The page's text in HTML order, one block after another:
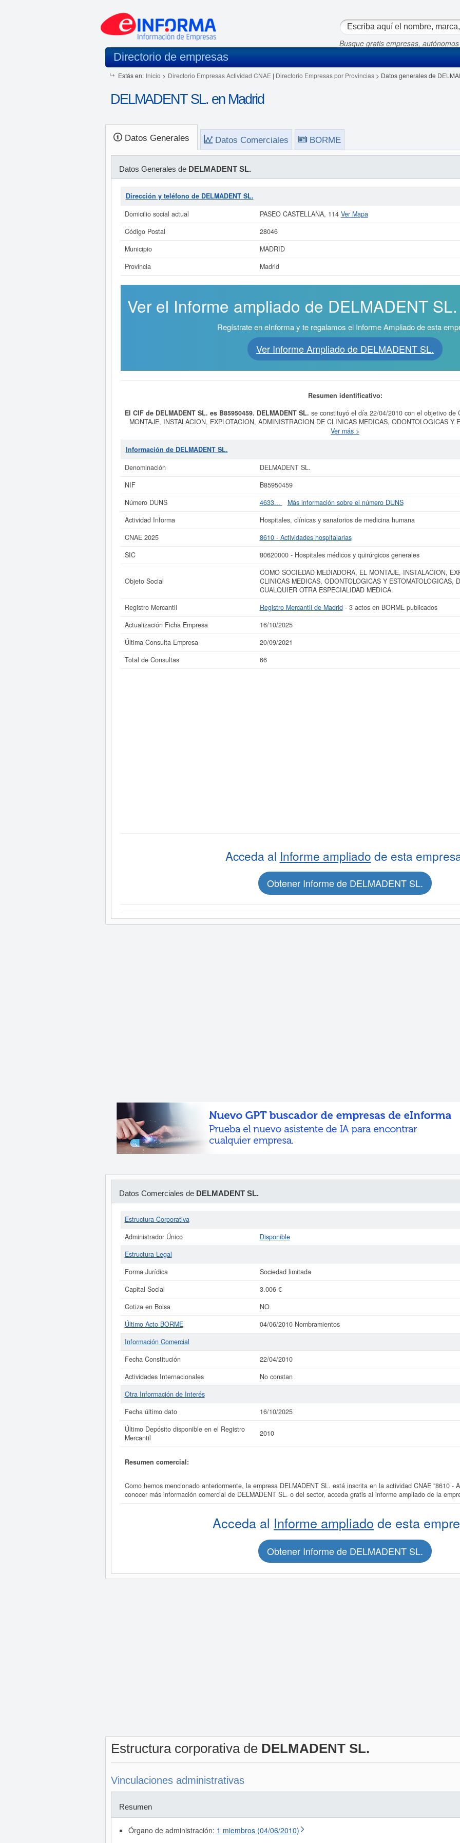
Busque gratis empresas,
Directorio de empresas
Estás en: Inicio > Directorio Empresas Actividad CNAE | Directorio Empresas por Provincias> Datos generales de
DELMADENT SL. en Madrid
Datos Generales Datos Comerciales BORME
Datos Generales de DELMADENT SL.
Dirección y teléfono de DELMADENT SL.
Domicilio social actual
PASEO CASTELLANA, 114 Ver Mapa
Código Postal
28046
Municipio
MADRID
Provincia
Madrid
Ver el Informe ampliado de DELMADENT
Regístrate en eInforma y te regalamos el Informe Ampliado de esta
Ver Informe Ampliado de DELMADENT SL.
Resumen identificativo:
El CIF de DELMADENT SL. es B85950459. DELMADENT SL. se constituyó el día 22/04/2010 con el objetivo de
MONTAJE, INSTALACION, EXPLOTACION, ADMINISTRACION DE CLINICAS MEDICAS, ODONTOLOGICAS Y
ESTETICA Y DE CUALQUIER OTRA ESPECIALIDAD MEDICA.. El CNAE al que está incluida esta empresa es
número SIC asociado paraDELMADENT SL.es el 80620000. La empresaDELMADENT SL.se ha consultado el
consultas de 66. Para informase a qué subvenciones puede aspirar esta empresa puede realizarlo aquí
Si está interesado en conocer más datos de la empresa DELMADENT SL. puede
SL. y consultar los resultados de sus años de actividad, así como los balances y cuentas de
La última actualización del informe de empresa se ha realizado el 16/10/2025.
Ver más >
Información de DELMADENT SL.
Denominación
DELMADENT SL.
NIF
B85950459
Número DUNS
4633...
Más información sobre el número DUNS
Actividad Informa
Hospitales, clínicas y sanatorios de medicina humana
CNAE 2025
8610 - Actividades hospitalarias
SIC
80620000 - Hospitales médicos y quirúrgicos generales
Objeto Social
COMO SOCIEDAD MEDIADORA, EL MONTAJE, INSTALACION,
CLINICAS MEDICAS, ODONTOLOGICAS Y ESTOMATOLOGICAS,
CUALQUIER OTRA ESPECIALIDAD MEDICA.
Registro Mercantil
Registro Mercantil de Madrid- 3 actos en BORME publicados
Actualización Ficha Empresa
16/10/2025
Última Consulta Empresa
20/09/2021
Total de Consultas
66
Acceda al Informe ampliado de esta
Obtener Informe de DELMADENT SL.
Datos Comerciales de DELMADENT SL.
Estructura Corporativa
Administrador Único
Disponible
Estructura Legal
Forma Jurídica
Sociedad limitada
Capital Social
3.006 €
Cotiza en Bolsa
NO
Último Acto BORME
04/06/2010 Nombramientos
Información Comercial
Fecha Constitución
22/04/2010
Actividades Internacionales
No constan
Otra Información de Interés
Fecha último dato
16/10/2025
Último Depósito disponible en el Registro
Mercantil
2010
Resumen comercial:
Como hemos mencionado anteriormente, la empresa DELMADENT SL. está inscrita en la actividad CNAE "8610 -
conocer más información comercial de DELMADENT SL. o del sector, acceda gratis al informe ampliado de la
Acceda al Informe ampliado de esta
Obtener Informe de DELMADENT SL.
Estructura corporativa de DELMADENT SL.
Vinculaciones administrativas
Resumen
Órgano de administración: 1 miembros (04/06/2010)